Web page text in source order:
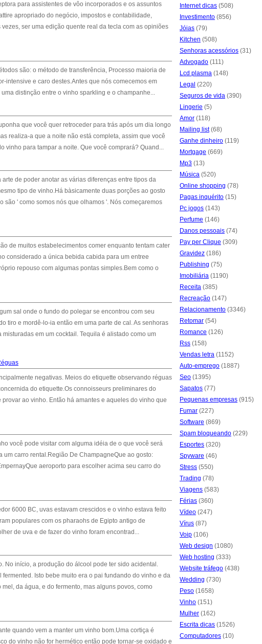
para assistentes de vôo incorporados e os assuntos
apropriado do negócio, impostos e contabilidade,
ser uma edição quente real da tecla com as opiniões
são: o método de transferência, Processo maioria de
intensive e caro destes.Antes que nós comecemos em
distinção entre o vinho sparkling e o champanhe...
que você quer retroceder para trás após um dia longo
realiza-a que a noite não está completa, assim que você
vinho para tampar a noite. Que você comprará? Quand...
de poder anotar as várias diferenças entre tipos da
tipo de vinho.Há bàsicamente duas porções ao gosto
' como somos nós que olhamos '. Nós começaremos
de muitos estabelecimentos comer enquanto tentam cater
considerado a única bebida cabida para um entree
repouso com algumas pontas simples.Bem como o
sal onde o fundo do polegar se encontrou com seu
tiro e mordê-lo-ia então em uma parte de cal. As senhoras
em um cocktail. Tequila é alistado como um
negativas. Meios do etiquette observando réguas
do etiquette.Os connoisseurs preliminares do
ao vinho. Então há amantes e aqueles do vinho que
você pode visitar com alguma idéia de o que você será
carro rental.Região De ChampagneQue ao gosto:
aeroporto para escolher acima seu carro do
6000 BC, uvas estavam crescidos e o vinho estava feito
populares com os pharaohs de Egipto antigo de
de uva e de fazer do vinho foram encontrad...
No início, a produção do álcool pode ter sido acidental.
Isto bebe muito era o pai fundando do vinho e da
da água, e do fermento, mas alguns povos, como
quando vem a manter um vinho bom.Uma cortiça é
do vinho não for hermético então pode tornar-se oxidado e
Internet dicas (508)
Investimento (856)
Jóias (79)
Kitchen (508)
Senhoras acessórios (31)
Advogado (111)
Lcd plasma (148)
Legal (220)
Seguros de vida (390)
Lingerie (5)
Amor (118)
Mailing list(68)
Ganhe dinheiro (119)
Mortgage (669)
Mp3 (13)
Música (520)
Online shopping (78)
Pagas inquérito (15)
Pc jogos (143)
Perfume (146)
Danos pessoais (74)
Pay per Clique (309)
Gravidez (186)
Publishing (75)
Imobiliária (1190)
Receita (385)
Recreação (147)
Relacionamento (3346)
Retomar (54)
Romance (126)
Rss (158)
Vendas letra (1152)
Auto-emprego (1887)
Seo (1395)
Sapatos (77)
Pequenas empresas (915)
Fumar (227)
Software (869)
Spam bloqueando (229)
Esportes (320)
Spyware (46)
Stress (550)
Trading (78)
Viagens (583)
Férias (360)
Vídeo (247)
Vírus (87)
Voip (106)
Web design (1080)
Web hosting (333)
Website tráfego (438)
Wedding (730)
Peso (1658)
Vinho (151)
Mulher (162)
Escrita dicas (1526)
Computadores (10)